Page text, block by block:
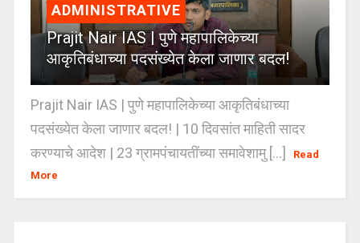
ADMINISTRATIVE
Prajit Nair IAS | पुणे महापालिकेच्या
आकृतिबंधाच्या पदसंख्येत केला जाणार बदल!
Prajit Nair IAS | पुणे महापालिकेच्या आकृतिबंधाच्या
पदसंख्येत केला जाणार बदल! | 10 दिवसांत माहिती सादर
करण्याचे आदेश | 23 ग्रामपंचायतींच्या समावेशामु [...]
Read
More